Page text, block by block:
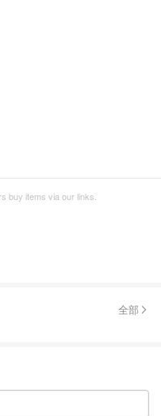
buy items via our links.
全部